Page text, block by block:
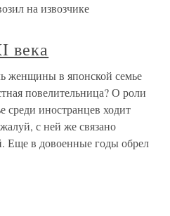
на извозчике
века
женщины в японской семье
повелительница? О роли
иностранцев ходит
с ней же связано
Еще в довоенные годы обрел